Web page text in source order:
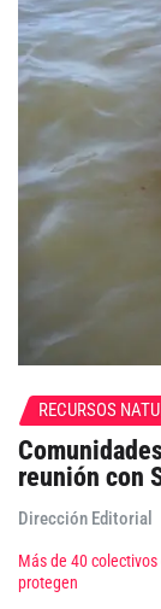
RECURSOS
reunión con
Dirección Editorial
Más de 40
protegen